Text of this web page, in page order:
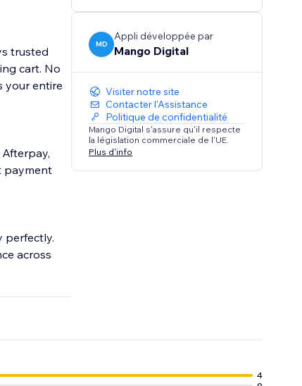
trusted
cart. No
your entire
Afterpay,
payment
perfectly.
across
MD
Appli développée par
Mango Digital
Visiter notre site
Contacter l'Assistance
Politique de confidentialité
Mango Digital s'assure qu'il respecte
la législation commerciale de l'UE.
Plus d'info
4